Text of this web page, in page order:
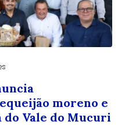
moreno e
Vale do Mucuri